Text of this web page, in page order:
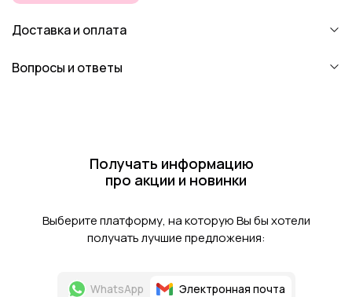
Доставка и оплата
Вопросы и ответы
Получать информацию
про акции и новинки
Выберите платформу, на которую Вы бы хотели
получать лучшие предложения:
WhatsApp Электронная почта